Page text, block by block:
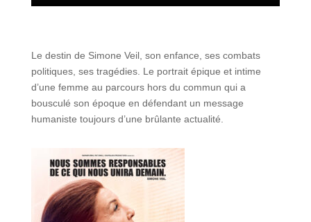
Le destin de Simone Veil, son enfance, ses combats
politiques, ses tragédies. Le portrait épique et intime
d’une femme au parcours hors du commun qui a
bousculé son époque en défendant un message
humaniste toujours d’une brûlante actualité.